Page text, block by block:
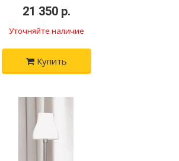
21 350 р.
Уточняйте наличие
Купить